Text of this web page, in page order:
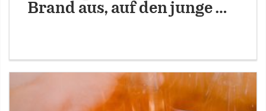
Brand aus, auf den junge …